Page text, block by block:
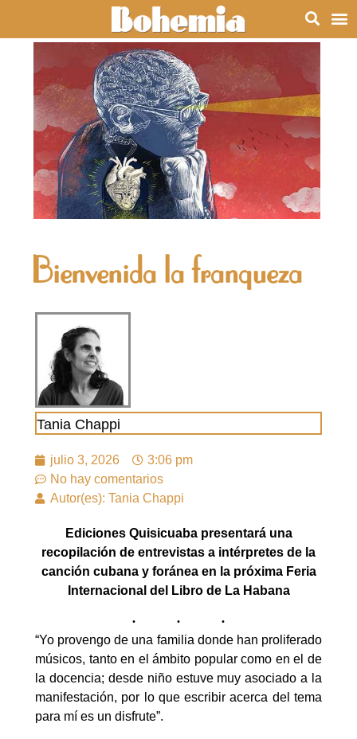
Bienvenida la franqueza
Tania Chappi
julio 3, 2026
3:06 pm
No hay comentarios
Autor(es): Tania Chappi
Ediciones Quisicuaba presentará una
recopilación de entrevistas a intérpretes de la
canción cubana y foránea en la próxima Feria
Internacional del Libro de La Habana
“Yo provengo de una familia donde han proliferado
músicos, tanto en el ámbito popular como en el de
la docencia; desde niño estuve muy asociado a la
manifestación, por lo que escribir acerca del tema
para mí es un disfrute”.